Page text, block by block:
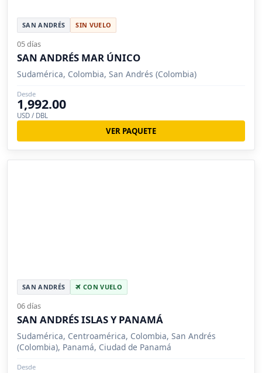
SAN ANDRÉS SIN VUELO
05 días
SAN ANDRÉS MAR ÚNICO
Sudamérica, Colombia, San Andrés (Colombia)
Desde
1,992.00
USD / DBL
VER PAQUETE
SAN ANDRÉS CON VUELO
06 días
SAN ANDRÉS ISLAS Y PANAMÁ
Sudamérica, Centroamérica, Colombia, San Andrés
(Colombia), Panamá, Ciudad de Panamá
Desde